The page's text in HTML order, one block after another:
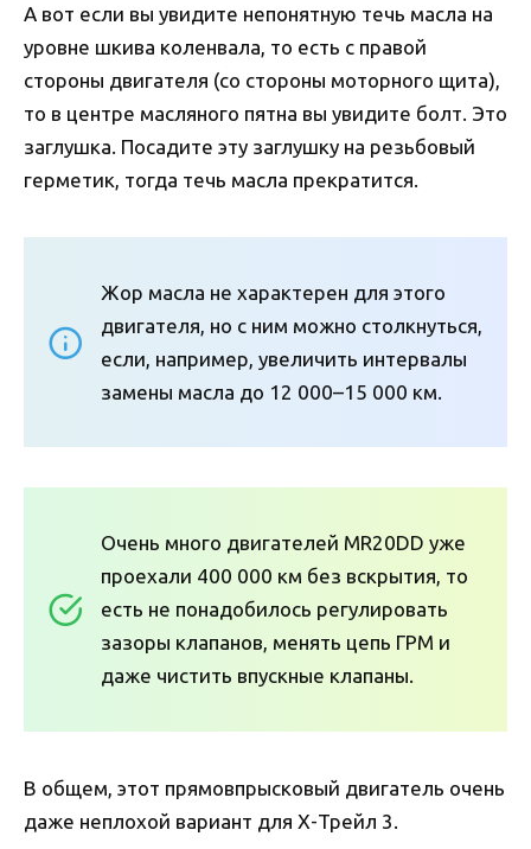
А вот если вы увидите непонятную течь масла на
уровне шкива коленвала, то есть с правой
стороны двигателя (со стороны моторного щита),
то в центре масляного пятна вы увидите болт. Это
заглушка. Посадите эту заглушку на резьбовый
герметик, тогда течь масла прекратится.
Жор масла не характерен для этого
двигателя, но с ним можно столкнуться,
если, например, увеличить интервалы
замены масла до 12 000–15 000 км.
Очень много двигателей МR20DD уже
проехали 400 000 км без вскрытия, то
есть не понадобилось регулировать
зазоры клапанов, менять цепь ГРМ и
даже чистить впускные клапаны.
В общем, этот прямовпрысковый двигатель очень
даже неплохой вариант для Х-Трейл 3.